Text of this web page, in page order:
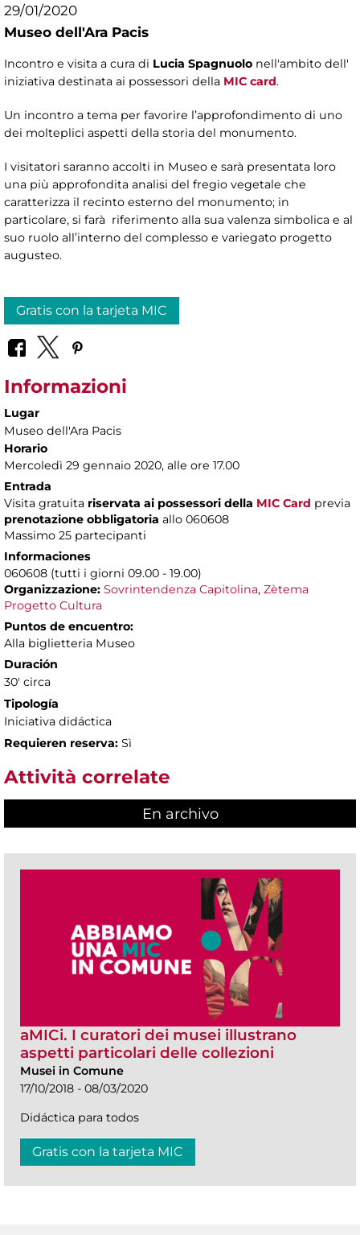
29/01/2020
Museo dell'Ara Pacis
Incontro e visita a cura di Lucia Spagnuolo nell'ambito dell'
iniziativa destinata ai possessori della MIC card.
Un incontro a tema per favorire l’approfondimento di uno
dei molteplici aspetti della storia del monumento.
I visitatori saranno accolti in Museo e sarà presentata loro
una più approfondita analisi del fregio vegetale che
caratterizza il recinto esterno del monumento; in
particolare, si farà riferimento alla sua valenza simbolica e al
suo ruolo all’interno del complesso e variegato progetto
augusteo.
Gratis con la tarjeta MIC
Informazioni
Lugar
Museo dell'Ara Pacis
Horario
Mercoledì 29 gennaio 2020, alle ore 17.00
Entrada
Visita gratuita riservata ai possessori della MIC Card previa
prenotazione obbligatoria allo 060608
Massimo 25 partecipanti
Informaciones
060608 (tutti i giorni 09.00 - 19.00)
Organizzazione: Sovrintendenza Capitolina, Zètema
Progetto Cultura
Puntos de encuentro:
Alla biglietteria Museo
Duración
30' circa
Tipología
Iniciativa didáctica
Requieren reserva: Sì
Attività correlate
En archivo
aMICi. I curatori dei musei illustrano
aspetti particolari delle collezioni
Musei in Comune
17/10/2018 - 08/03/2020
Didáctica para todos
Gratis con la tarjeta MIC